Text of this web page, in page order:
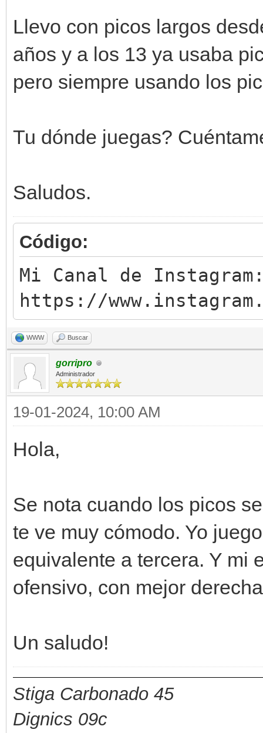
Llevo con picos largos
años y a los 13 ya usaba
pero siempre usando los
Tu dónde juegas?
Saludos.
Código:
Mi Canal de
https://
WWW Buscar
gorripro
Administrador
19-01-2024, 10:00 AM
Hola,
Se nota cuando los picos
te ve muy cómodo. Yo
equivalente a tercera. Y mi
ofensivo, con mejor
Un saludo!
Stiga Carbonado 45
Dignics 09c